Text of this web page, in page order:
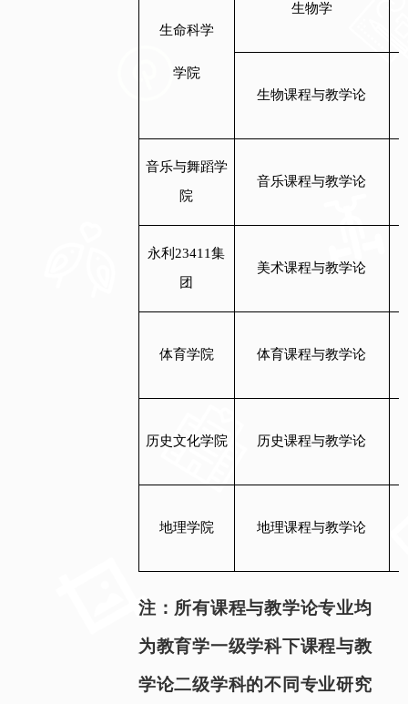
生命科学
学院
生物学
生物课程与教学论
音乐与舞蹈学
院
音乐课程与教学论
永利23411集
团
美术课程与教学论
体育学院 体育课程与教学论
历史文化学院 历史课程与教学论
地理学院 地理课程与教学论
注：所有课程与教学论专业均
为教育学一级学科下课程与教
学论二级学科的不同专业研究